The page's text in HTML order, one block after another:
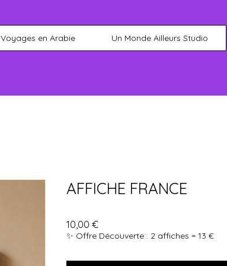
Voyages en Arabie Un Monde Ailleurs Studio
AFFICHE FRANCE
10,00 €Prix
✨ Offre Découverte : 2 affiches = 13 €